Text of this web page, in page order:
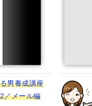
男養成講座
／メール編